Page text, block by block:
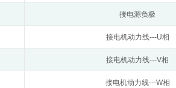
接电源负极
接电机动力线---U相
接电机动力线---V相
接电机动力线---W相